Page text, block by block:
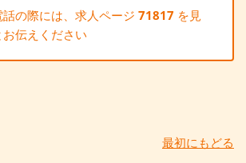
話の際には、求人ページ71817 を見
お伝えください
最初にもどる